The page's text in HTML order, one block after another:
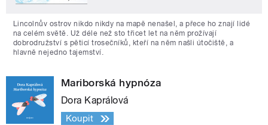
Lincolnův ostrov nikdo nikdy na mapě nenašel, a přece ho znají lidé
na celém světě. Už déle než sto třicet let na něm prožívají
dobrodružství s pěticí trosečníků, kteří na něm našli útočiště, a
hlavně nejedno tajemství.
Mariborská hypnóza
Dora Kaprálová
Koupit